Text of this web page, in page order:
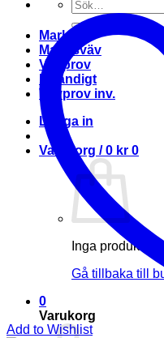
Sök
efter:
Markis
Markisväv
Vävprov
Invändigt
Vävprov inv.
Logga in
Varukorg /0 kr 0
Inga produkter
Gå tillbaka till
0
Varukorg
Add to Wishlist